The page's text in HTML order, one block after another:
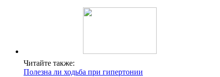
Читайте также:
Полезна ли ходьба при гипертонии